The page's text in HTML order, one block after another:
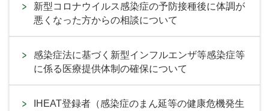
新型コロナウイルス感染症の予防接種後に体調が
悪くなった方からの相談について
感染症法に基づく新型インフルエンザ等感染症等
に係る医療提供体制の確保について
IHEAT登録者（感染症のまん延等の健康危機発生